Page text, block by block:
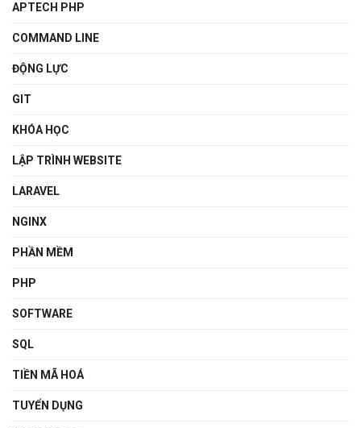
APTECH PHP
COMMAND LINE
ĐỘNG LỰC
GIT
KHÓA HỌC
LẬP TRÌNH WEBSITE
LARAVEL
NGINX
PHẦN MỀM
PHP
SOFTWARE
SQL
TIỀN MÃ HOÁ
TUYỂN DỤNG